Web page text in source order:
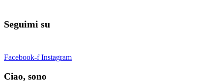
Seguimi su
Facebook-f Instagram
Ciao, sono